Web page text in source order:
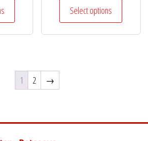
Select options
1 2 →